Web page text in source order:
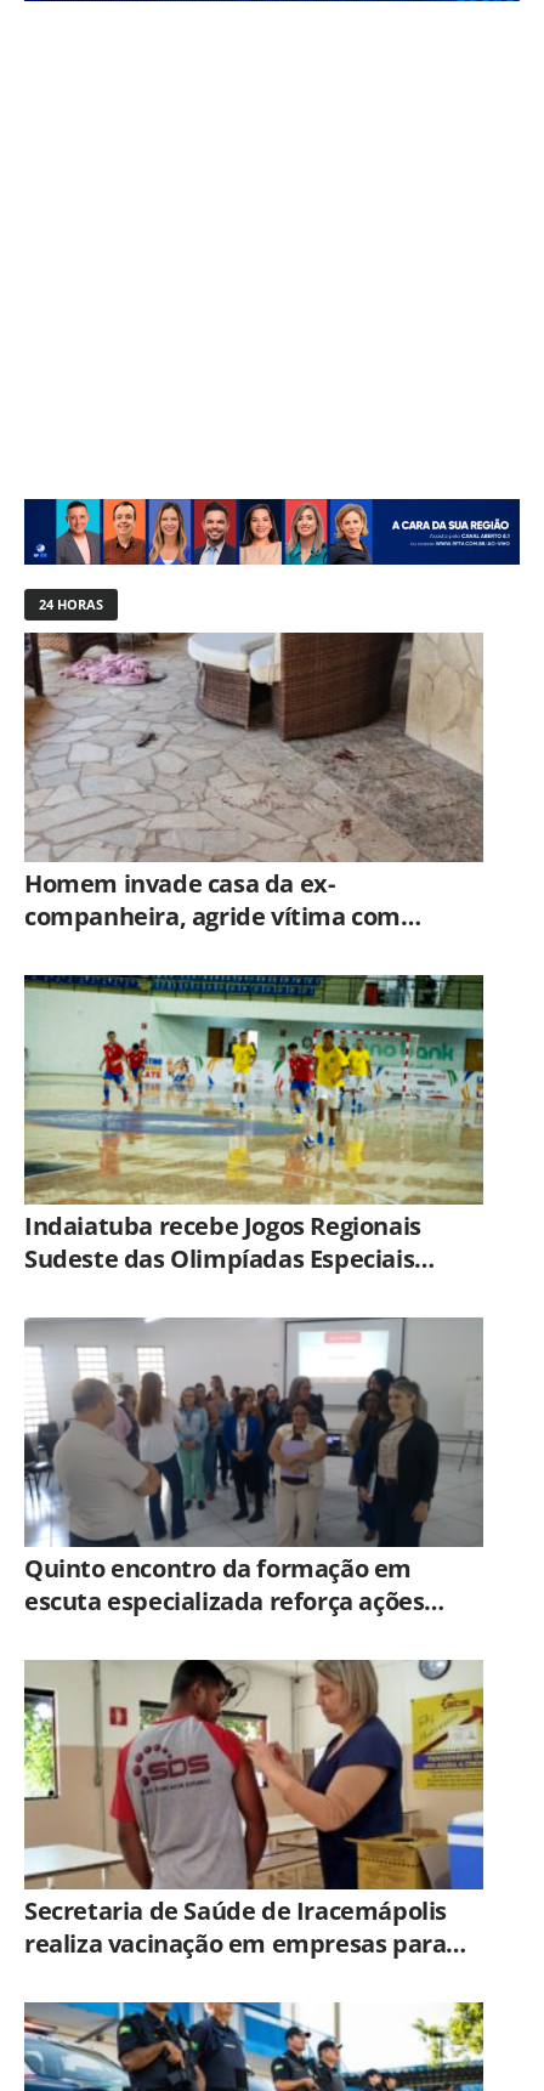
24 HORAS
Homem invade casa da ex-
companheira, agride vítima com
GCM de Limeira
Indaiatuba recebe Jogos Regionais
Sudeste das Olimpíadas Especiais
Quinto encontro da formação em
escuta especializada reforça ações
adolescentes em Americana
Secretaria de Saúde de Iracemápolis
realiza vacinação em empresas para